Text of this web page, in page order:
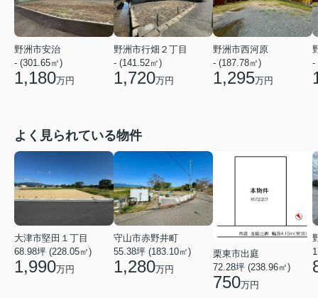
野洲市安治
- (301.65㎡)
1,180万円
野洲市行畑２丁目
- (141.52㎡)
1,720万円
野洲市西河原
- (187.78㎡)
1,295万円
-
よく見られている物件
大津市堅田１丁目
68.98坪 (228.05㎡)
1,990万円
守山市赤野井町
55.38坪 (183.10㎡)
1,280万円
栗東市出庭
72.28坪 (238.96㎡)
750万円